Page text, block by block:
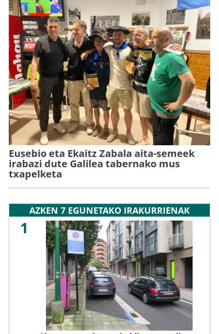
Eusebio eta Ekaitz Zabala aita-semeek
irabazi dute Galilea tabernako mus
txapelketa
AZKEN 7 EGUNETAKO IRAKURRIENAK
1